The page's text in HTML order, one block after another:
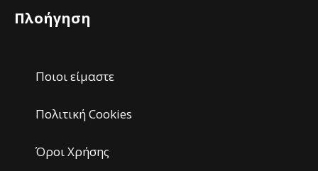
Πλοήγηση
Ποιοι είμαστε
Πολιτική Cookies
Όροι Χρήσης